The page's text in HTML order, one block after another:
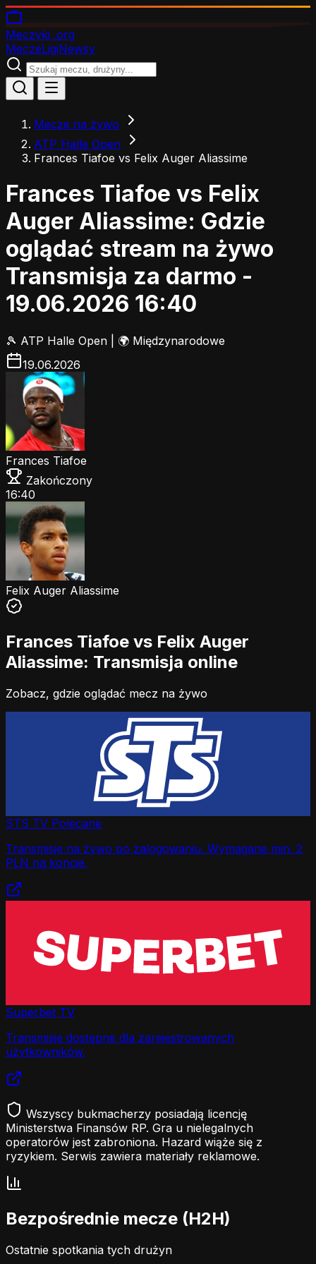
Meczyki .org
MeczeLigiNewsy
Mecze na żywo
ATP Halle Open
Frances Tiafoe vs Felix Auger Aliassime
Frances Tiafoe vs Felix
Auger Aliassime: Gdzie
oglądać stream na żywo
Transmisja za darmo -
19.06.2026 16:40
🎾 ATP Halle Open
🌍 Międzynarodowe
19.06.2026
Frances Tiafoe
Zakończony
16:40
Felix Auger Aliassime
Frances Tiafoe vs Felix Auger
Aliassime: Transmisja online
Zobacz, gdzie oglądać mecz na żywo
STS TV Polecane
Transmisje na żywo po zalogowaniu. Wymagane min. 2
PLN na koncie.
Superbet TV
Transmisje dostępne dla zarejestrowanych
użytkowników.
Wszyscy bukmacherzy posiadają licencję
Ministerstwa Finansów RP. Gra u nielegalnych
operatorów jest zabroniona. Hazard wiąże się z
ryzykiem. Serwis zawiera materiały reklamowe.
Bezpośrednie mecze (H2H)
Ostatnie spotkania tych drużyn